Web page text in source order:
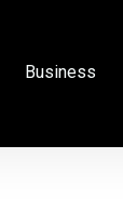
Business